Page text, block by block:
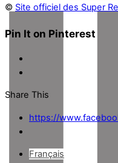
© Site officiel des Super
Pin It on Pinterest
Share This
https://
Français